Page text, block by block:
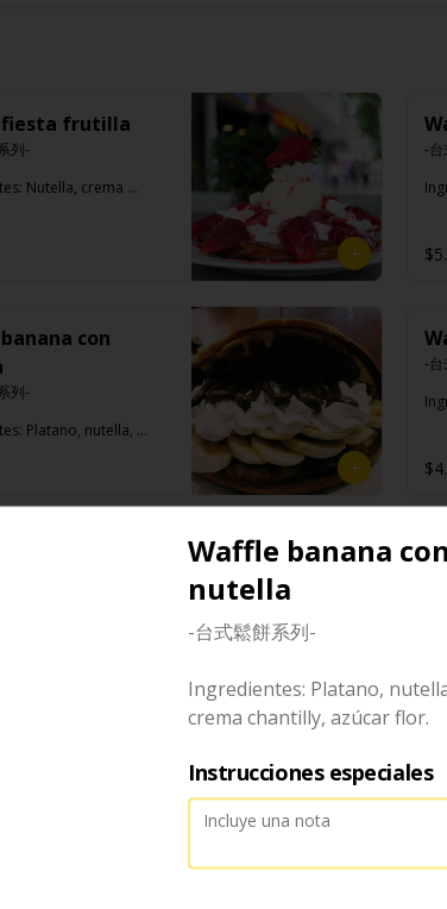
fiesta frutilla
列-
Nutella, crema
frutilla, azúcar flor.
-
con
列-
Platano, nutella,
-
Waffle banana con
nutella
-台式鬆餅系列-
Ingredientes: Platano,
crema chantilly, azúcar flor.
Instrucciones especiales